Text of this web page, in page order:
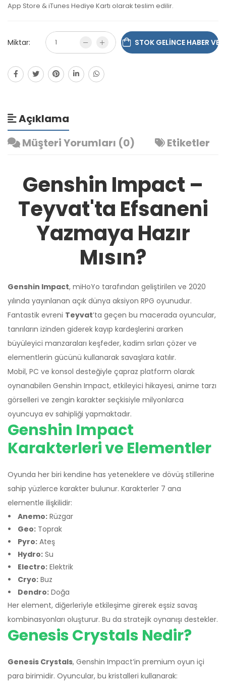
App Store & iTunes Hediye Kartı olarak teslim edilir.
Miktar: STOK GELINCE HABER VER
Açıklama
Müşteri Yorumları (0)
Etiketler
Genshin Impact –
Teyvat'ta Efsaneni
Yazmaya Hazır
Mısın?
Genshin Impact, miHoYo tarafından geliştirilen ve 2020
yılında yayınlanan açık dünya aksiyon RPG oyunudur.
Fantastik evreni Teyvat’ta geçen bu macerada oyuncular,
tanrıların izinden giderek kayıp kardeşlerini ararken
büyüleyici manzaraları keşfeder, kadim sırları çözer ve
elementlerin gücünü kullanarak savaşlara katılır.
Mobil, PC ve konsol desteğiyle çapraz platform olarak
oynanabilen Genshin Impact, etkileyici hikayesi, anime tarzı
görselleri ve zengin karakter seçkisiyle milyonlarca
oyuncuya ev sahipliği yapmaktadır.
Genshin Impact
Karakterleri ve Elementler
Oyunda her biri kendine has yeteneklere ve dövüş stillerine
sahip yüzlerce karakter bulunur. Karakterler 7 ana
elementle ilişkilidir:
Anemo: Rüzgar
Geo: Toprak
Pyro: Ateş
Hydro: Su
Electro: Elektrik
Cryo: Buz
Dendro: Doğa
Her element, diğerleriyle etkileşime girerek eşsiz savaş
kombinasyonları oluşturur. Bu da stratejik oynanışı destekler.
Genesis Crystals Nedir?
Genesis Crystals, Genshin Impact’in premium oyun içi
para birimidir. Oyuncular, bu kristalleri kullanarak: